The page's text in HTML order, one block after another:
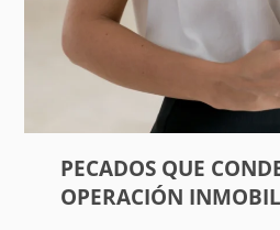
PECADOS QUE
OPERACIÓN